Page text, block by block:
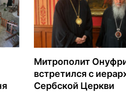
Митрополит
встретился с
Сербской Церкви